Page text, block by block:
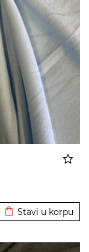
Stavi u korpu